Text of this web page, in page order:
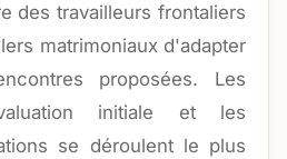
des travailleurs frontaliers
matrimoniaux d'adapter
proposées. Les
initiale et les
se déroulent le plus